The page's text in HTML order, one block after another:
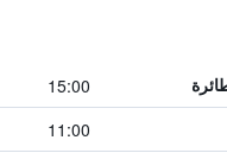
15:00
11:00